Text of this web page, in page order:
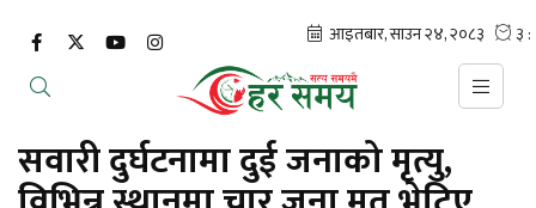
सवारी दुर्घटनामा दुई जनाको मृत्यु,